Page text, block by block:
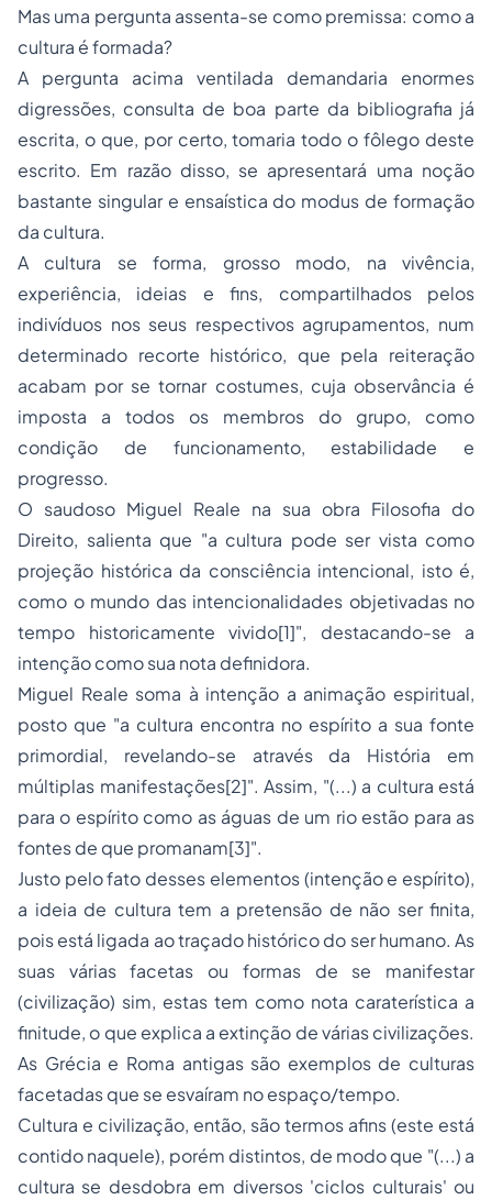
Mas uma pergunta assenta-se como premissa: como a
cultura é formada?
A pergunta acima ventilada demandaria enormes
digressões, consulta de boa parte da bibliografia já
escrita, o que, por certo, tomaria todo o fôlego deste
escrito. Em razão disso, se apresentará uma noção
bastante singular e ensaística do modus de formação
da cultura.
A cultura se forma, grosso modo, na vivência,
experiência, ideias e fins, compartilhados pelos
indivíduos nos seus respectivos agrupamentos, num
determinado recorte histórico, que pela reiteração
acabam por se tornar costumes, cuja observância é
imposta a todos os membros do grupo, como
condição de funcionamento, estabilidade e
progresso.
O saudoso Miguel Reale na sua obra Filosofia do
Direito, salienta que "a cultura pode ser vista como
projeção histórica da consciência intencional, isto é,
como o mundo das intencionalidades objetivadas no
tempo historicamente vivido[1]", destacando-se a
intenção como sua nota definidora.
Miguel Reale soma à intenção a animação espiritual,
posto que "a cultura encontra no espírito a sua fonte
primordial, revelando-se através da História em
múltiplas manifestações[2]". Assim, "(...) a cultura está
para o espírito como as águas de um rio estão para as
fontes de que promanam[3]".
Justo pelo fato desses elementos (intenção e espírito),
a ideia de cultura tem a pretensão de não ser finita,
pois está ligada ao traçado histórico do ser humano. As
suas várias facetas ou formas de se manifestar
(civilização) sim, estas tem como nota caraterística a
finitude, o que explica a extinção de várias civilizações.
As Grécia e Roma antigas são exemplos de culturas
facetadas que se esvaíram no espaço/tempo.
Cultura e civilização, então, são termos afins (este está
contido naquele), porém distintos, de modo que "(...) a
cultura se desdobra em diversos 'ciclos culturais' ou